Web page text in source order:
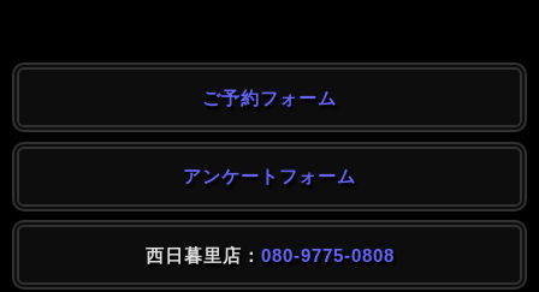
ご予約フォーム
アンケートフォーム
西日暮里店： 080-9775-0808